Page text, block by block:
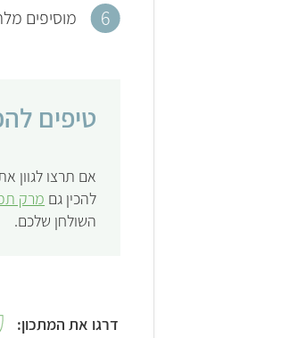
מוסיפים
טיפים
אם תרצו לגוון
להכין גם מרק
השולחן שלכם.
דרגו את המתכון: